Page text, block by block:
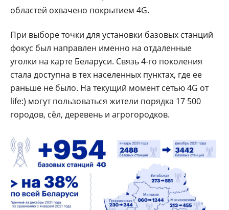
областей охвачено покрытием 4G.
При выборе точки для установки базовых станций
фокус был направлен именно на отдаленные
уголки на карте Беларуси. Связь 4-го поколения
стала доступна в тех населенных пунктах, где ее
раньше не было. На текущий момент сетью 4G от
life:) могут пользоваться жители порядка 17 500
городов, сёл, деревень и агрогородков.